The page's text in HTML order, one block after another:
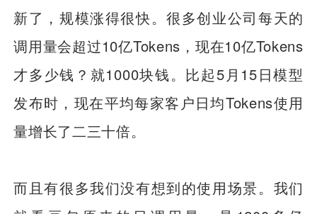
新了，规模涨得很快。很多创业公司每天的
调用量会超过10亿Tokens，现在10亿Tokens
才多少钱？就1000块钱。比起5月15日模型
发布时，现在平均每家客户日均Tokens使用
量增长了二三十倍。
而且有很多我们没有想到的使用场景。我们